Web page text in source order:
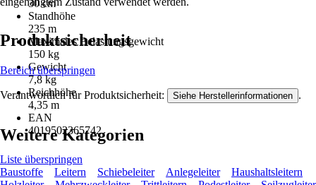
30 cm
Standhöhe
235 m
Maximales Belastungsgewicht
150 kg
Gewicht
7,8 kg
Reichhöhe
4,35 m
EAN
4019502365742
Produktsicherheit
Bereich überspringen
Verantwortlich für Produktsicherheit: Siehe Herstellerinformationen .
Weitere Kategorien
Liste überspringen
Baustoffe
Leitern Schiebeleiter Anlegeleiter
Haushaltsleitern